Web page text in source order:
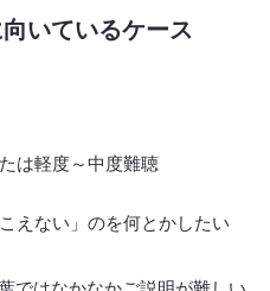
いているケース
は軽度～中度難聴
えない」のを何とかしたい